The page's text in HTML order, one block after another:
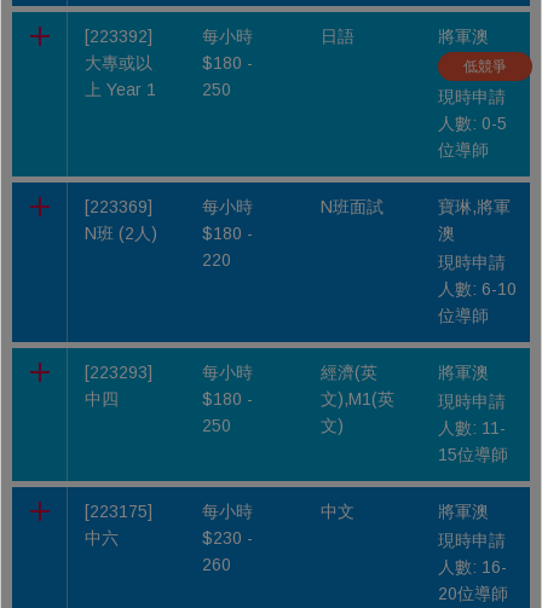
[223392]
大專或以
上 Year 1
每小時
$180 -
250
日語 將軍澳
低競爭
現時申請
人數: 0-5
位導師
[223369]
N班 (2人)
每小時
$180 -
220
N班面試
寶琳,將軍
澳
現時申請
人數: 6-10
位導師
[223293]
中四
每小時
$180 -
250
經濟(英
文),M1(英
文)
將軍澳
現時申請
人數: 11-
15位導師
[223175]
中六
每小時
$230 -
260
中文
將軍澳
現時申請
人數: 16-
20位導師